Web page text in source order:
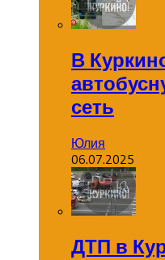
В
сеть
Юлия
06.07.2025
ДТП в